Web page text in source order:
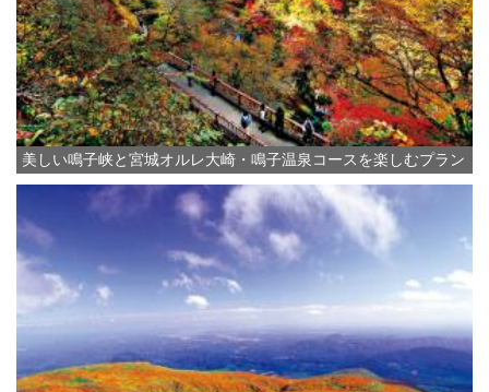
美しい鳴子峡と宮城オルレ大崎・鳴子温泉コースを楽しむプラン